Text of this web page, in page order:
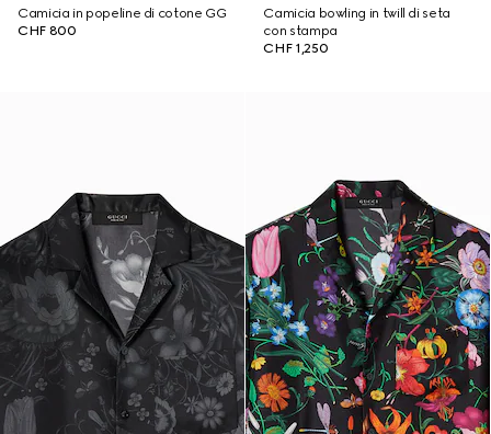
Camicia in popeline di cotone GG
CHF 800
Camicia bowling in twill di seta
con stampa
CHF 1,250